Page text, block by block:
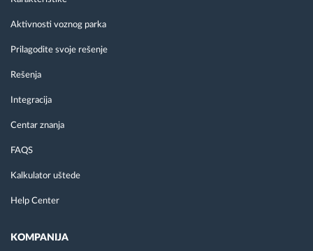
Aktivnosti voznog parka
Prilagodite svoje rešenje
Rešenja
Integracija
Centar znanja
FAQS
Kalkulator uštede
Help Center
KOMPANIJA